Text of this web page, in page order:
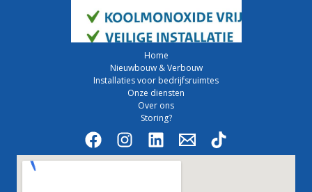
Home
Nieuwbouw & Verbouw
Installaties voor bedrijfsruimtes
Onze diensten
Over ons
Storing?